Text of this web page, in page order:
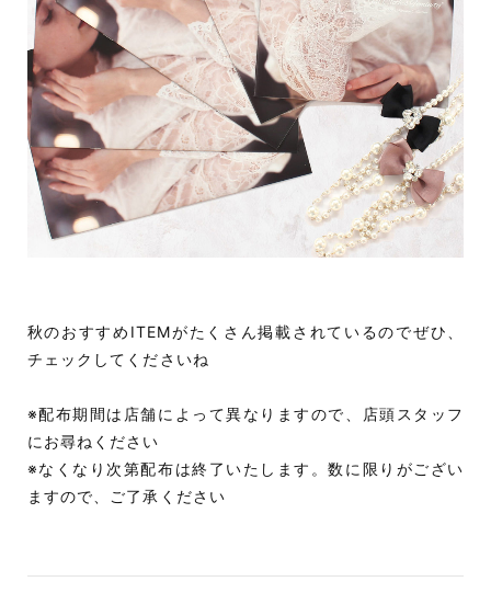
秋のおすすめITEMがたくさん掲載されているのでぜひ、
チェックしてくださいね
※配布期間は店舗によって異なりますので、店頭スタッフ
にお尋ねください
※なくなり次第配布は終了いたします。数に限りがござい
ますので、ご了承ください